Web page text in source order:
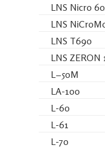
LNS Nicro
LNS
LNS T690
LNS ZERON
L−50M
LA-100
L-60
L-61
L-70